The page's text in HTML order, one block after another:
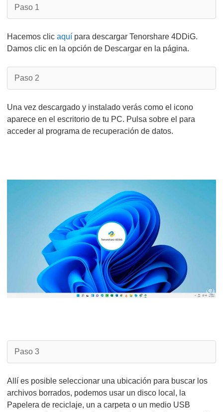
Paso 1
Hacemos clic aquí para descargar Tenorshare 4DDiG.
Damos clic en la opción de Descargar en la página.
Paso 2
Una vez descargado y instalado verás como el icono
aparece en el escritorio de tu PC. Pulsa sobre el para
acceder al programa de recuperación de datos.
Paso 3
Allí es posible seleccionar una ubicación para buscar los
archivos borrados, podemos usar un disco local, la
Papelera de reciclaje, un a carpeta o un medio USB